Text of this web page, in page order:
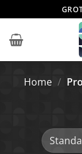
naar
inhoud
Home /